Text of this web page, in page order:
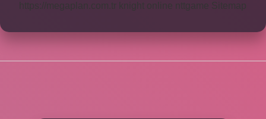
https://megaplan.com.tr
knight online nttgame Sitemap